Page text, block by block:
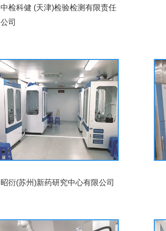
中检科健 (天津)检验检测有限责任
公司
昭衍(苏州)新药研究中心有限公司